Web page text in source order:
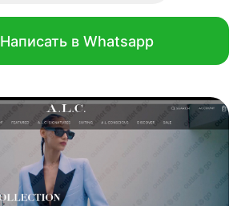
Написать в Whatsapp